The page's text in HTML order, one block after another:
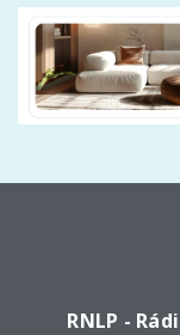
RNLP -